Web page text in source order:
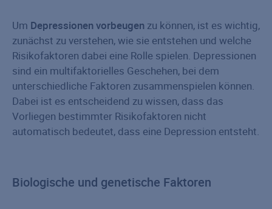
Um Depressionen vorbeugen zu können, ist es wichtig,
zunächst zu verstehen, wie sie entstehen und welche
Risikofaktoren dabei eine Rolle spielen. Depressionen
sind ein multifaktorielles Geschehen, bei dem
unterschiedliche Faktoren zusammenspielen können.
Dabei ist es entscheidend zu wissen, dass das
Vorliegen bestimmter Risikofaktoren nicht
automatisch bedeutet, dass eine Depression entsteht.
Biologische und genetische Faktoren